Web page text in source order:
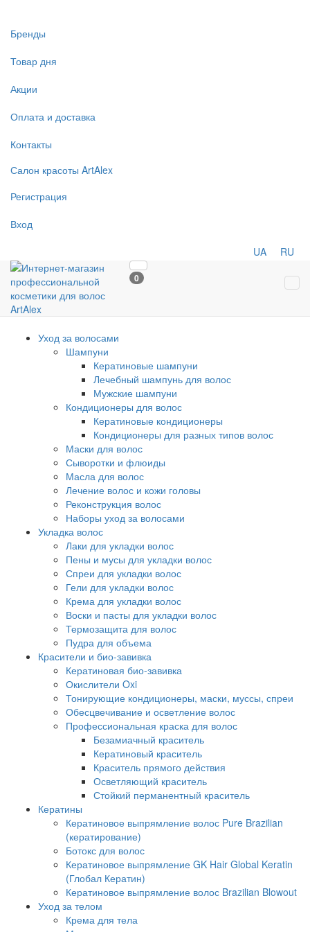
Бренды
Товар дня
Акции
Оплата и доставка
Контакты
Салон красоты ArtAlex
Регистрация
Вход
UA RU
0
Уход за волосами
Шампуни
Кератиновые шампуни
Лечебный шампунь для волос
Мужские шампуни
Кондиционеры для волос
Кератиновые кондиционеры
Кондиционеры для разных типов волос
Маски для волос
Сыворотки и флюиды
Масла для волос
Лечение волос и кожи головы
Реконструкция волос
Наборы уход за волосами
Укладка волос
Лаки для укладки волос
Пены и мусы для укладки волос
Спреи для укладки волос
Гели для укладки волос
Крема для укладки волос
Воски и пасты для укладки волос
Термозащита для волос
Пудра для объема
Красители и био-завивка
Кератиновая био-завивка
Окислители Oxi
Тонирующие кондиционеры, маски, муссы, спреи
Обесцвечивание и осветление волос
Профессиональная краска для волос
Безамиачный краситель
Кератиновый краситель
Краситель прямого действия
Осветляющий краситель
Стойкий перманентный краситель
Кератины
Кератиновое выпрямление волос Pure Brazilian
(кератирование)
Ботокс для волос
Кератиновое выпрямление GK Hair Global Keratin
(Глобал Кератин)
Кератиновое выпрямление волос Brazilian Blowout
Уход за телом
Крема для тела